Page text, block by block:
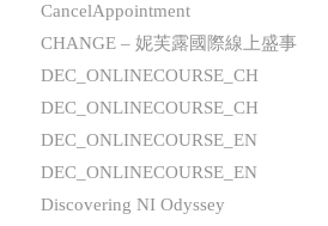
CancelAppointment
CHANGE – 妮芙露國際線上盛事
DEC_ONLINECOURSE_CH
DEC_ONLINECOURSE_CH
DEC_ONLINECOURSE_EN
DEC_ONLINECOURSE_EN
Discovering NI Odyssey